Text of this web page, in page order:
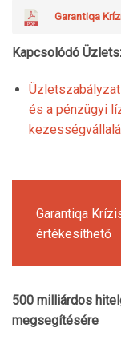
Garantiqa
Kapcsolódó
és a pénzügyi
Garantiqa
értékesíthető
500 milliárdos
megsegítésére